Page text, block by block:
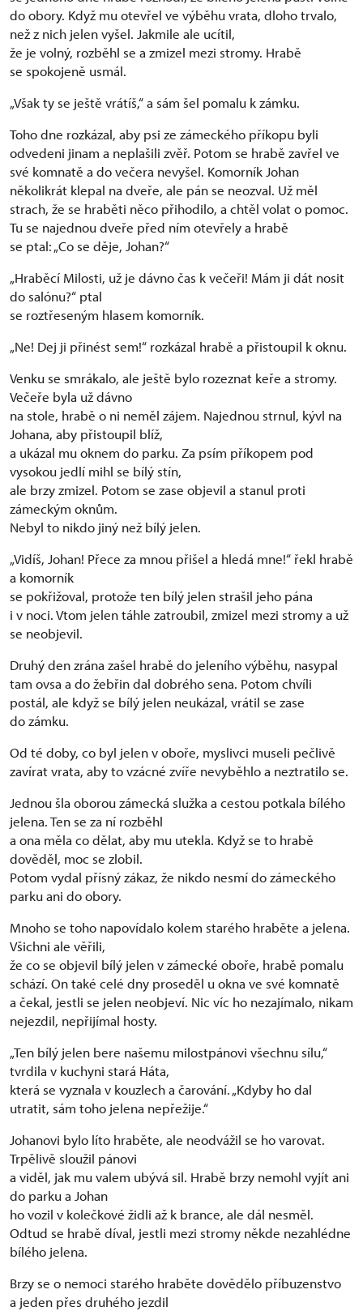
do obory. Když mu otevřel ve výběhu vrata, dloho trvalo,
než z nich jelen vyšel. Jakmile ale ucítil,
že je volný, rozběhl se a zmizel mezi stromy. Hrabě
se spokojeně usmál.
„Však ty se ještě vrátíš,“ a sám šel pomalu k zámku.
Toho dne rozkázal, aby psi ze zámeckého příkopu byli
odvedeni jinam a neplašili zvěř. Potom se hrabě zavřel ve
své komnatě a do večera nevyšel. Komorník Johan
několikrát klepal na dveře, ale pán se neozval. Už měl
strach, že se hraběti něco přihodilo, a chtěl volat o pomoc.
Tu se najednou dveře před ním otevřely a hrabě
se ptal: „Co se děje, Johan?“
„Hraběcí Milosti, už je dávno čas k večeři! Mám ji dát nosit
do salónu?“ ptal
se roztřeseným hlasem komorník.
„Ne! Dej ji přinést sem!“ rozkázal hrabě a přistoupil k oknu.
Venku se smrákalo, ale ještě bylo rozeznat keře a stromy.
Večeře byla už dávno
na stole, hrabě o ni neměl zájem. Najednou strnul, kývl na
Johana, aby přistoupil blíž,
a ukázal mu oknem do parku. Za psím příkopem pod
vysokou jedlí mihl se bílý stín,
ale brzy zmizel. Potom se zase objevil a stanul proti
zámeckým oknům.
Nebyl to nikdo jiný než bílý jelen.
„Vidíš, Johan! Přece za mnou přišel a hledá mne!“ řekl hrabě
a komorník
se pokřižoval, protože ten bílý jelen strašil jeho pána
i v noci. Vtom jelen táhle zatroubil, zmizel mezi stromy a už
se neobjevil.
Druhý den zrána zašel hrabě do jeleního výběhu, nasypal
tam ovsa a do žebřin dal dobrého sena. Potom chvíli
postál, ale když se bílý jelen neukázal, vrátil se zase
do zámku.
Od té doby, co byl jelen v oboře, myslivci museli pečlivě
zavírat vrata, aby to vzácné zvíře nevyběhlo a neztratilo se.
Jednou šla oborou zámecká služka a cestou potkala bílého
jelena. Ten se za ní rozběhl
a ona měla co dělat, aby mu utekla. Když se to hrabě
dověděl, moc se zlobil.
Potom vydal přísný zákaz, že nikdo nesmí do zámeckého
parku ani do obory.
Mnoho se toho napovídalo kolem starého hraběte a jelena.
Všichni ale věřili,
že co se objevil bílý jelen v zámecké oboře, hrabě pomalu
schází. On také celé dny proseděl u okna ve své komnatě
a čekal, jestli se jelen neobjeví. Nic víc ho nezajímalo, nikam
nejezdil, nepřijímal hosty.
„Ten bílý jelen bere našemu milostpánovi všechnu sílu,“
tvrdila v kuchyni stará Háta,
která se vyznala v kouzlech a čarování. „Kdyby ho dal
utratit, sám toho jelena nepřežije.“
Johanovi bylo líto hraběte, ale neodvážil se ho varovat.
Trpělivě sloužil pánovi
a viděl, jak mu valem ubývá sil. Hrabě brzy nemohl vyjít ani
do parku a Johan
ho vozil v kolečkové židli až k brance, ale dál nesměl.
Odtud se hrabě díval, jestli mezi stromy někde nezahlédne
bílého jelena.
Brzy se o nemoci starého hraběte dovědělo příbuzenstvo
a jeden přes druhého jezdil